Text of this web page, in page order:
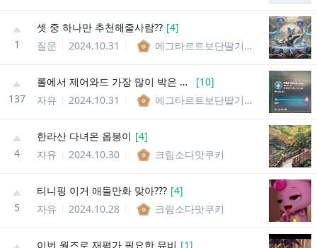
1
셋 중 하나만 추천해줄사람?? [4]
질문
2024.10.31 에그타르트보단딸기타르트
137
롤에서 제어와드 가장 많이 박은 사람! [10]
자유
2024.10.31 에그타르트보단딸기타르트
4
한라산 다녀온 옵붕이 [4]
자유
2024.10.30 크림소다맛쿠키
5
티니핑 이거 애들만화 맞아??? [4]
자유
2024.10.28 크림소다맛쿠키
이번 월즈로 재평가 필요한 뮤비 [1]